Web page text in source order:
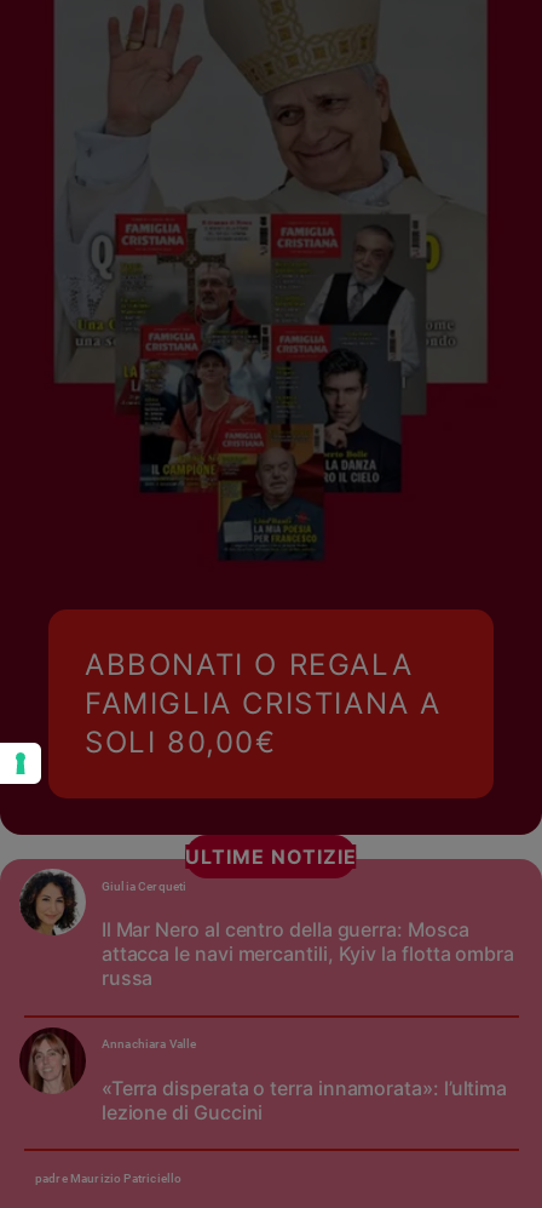
ABBONATI O REGALA
FAMIGLIA CRISTIANA A
SOLI 80,00€
ULTIME NOTIZIE
Il Mar Nero al centro della guerra: Mosca
attacca le navi mercantili, Kyiv la flotta ombra
russa
Giulia Cerqueti
«Terra disperata o terra innamorata»: l’ultima
lezione di Guccini
Annachiara Valle
padre Maurizio Patriciello